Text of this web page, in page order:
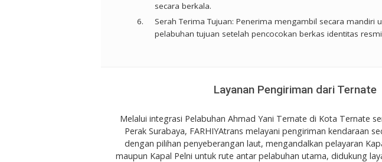
secara berkala.
Serah Terima Tujuan: Penerima mengambil secara mandiri
pelabuhan tujuan setelah pencocokan berkas identitas
Layanan Pengiriman dari Ternate
Melalui integrasi Pelabuhan Ahmad Yani Ternate di Kota Ternate
Perak Surabaya, FARHIYAtrans melayani pengiriman kendaraan
dengan pilihan penyeberangan laut, mengandalkan pelayaran
maupun Kapal Pelni untuk rute antar pelabuhan utama, didukung